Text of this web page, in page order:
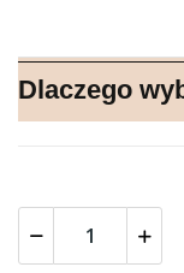
Dlaczego